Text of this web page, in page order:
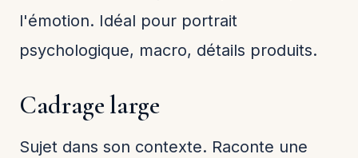
l'émotion. Idéal pour portrait
psychologique, macro, détails produits.
Cadrage large
Sujet dans son contexte. Raconte une